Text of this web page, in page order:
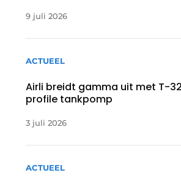
9 juli 2026
ACTUEEL
Airli breidt gamma uit met T-
profile tankpomp
3 juli 2026
ACTUEEL